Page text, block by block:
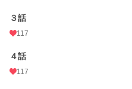
小説
恋愛
３話
117
４話
117